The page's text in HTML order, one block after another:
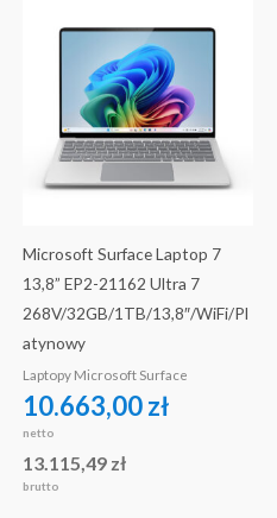
Microsoft Surface Laptop 7
13,8” EP2-21162 Ultra 7
268V/32GB/1TB/13,8″/WiFi/Pl
atynowy
Laptopy Microsoft Surface
10.663,00zł
netto
13.115,49 zł
brutto